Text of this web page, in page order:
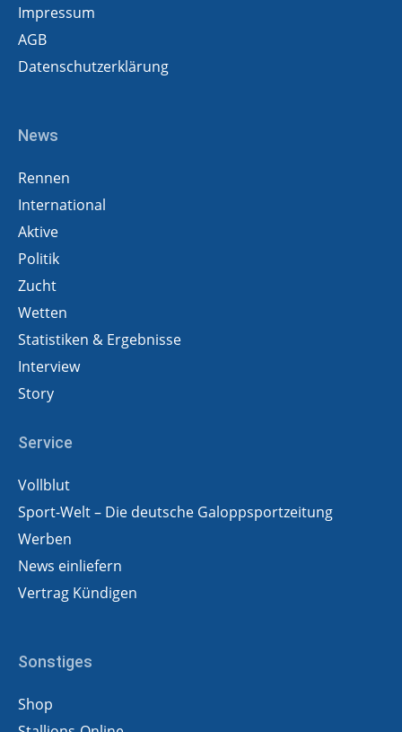
Impressum
AGB
Datenschutzerklärung
News
Rennen
International
Aktive
Politik
Zucht
Wetten
Statistiken & Ergebnisse
Interview
Story
Service
Vollblut
Sport-Welt – Die deutsche Galoppsportzeitung
Werben
News einliefern
Vertrag Kündigen
Sonstiges
Shop